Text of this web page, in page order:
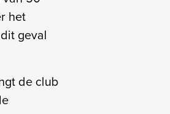
het
geval
de club